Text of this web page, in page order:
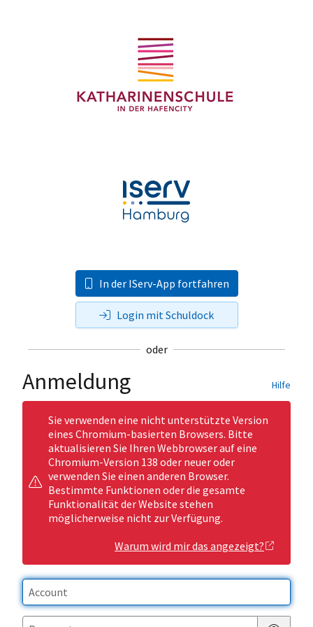
In der IServ-App fortfahren
Login mit Schuldock
oder
Anmeldung Hilfe
Sie verwenden eine nicht unterstützte Version
eines Chromium-basierten Browsers. Bitte
aktualisieren Sie Ihren Webbrowser auf eine
Chromium-Version 138 oder neuer oder
verwenden Sie einen anderen Browser.
Bestimmte Funktionen oder die gesamte
Funktionalität der Website stehen
möglicherweise nicht zur Verfügung.
Warum wird mir das angezeigt?